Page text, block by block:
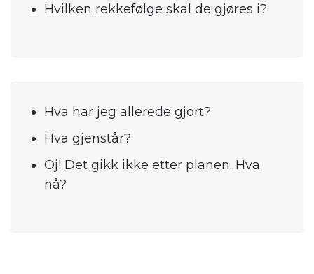
Hvilken rekkefølge skal de gjøres i?
Hva har jeg allerede gjort?
Hva gjenstår?
Oj! Det gikk ikke etter planen. Hva
nå?